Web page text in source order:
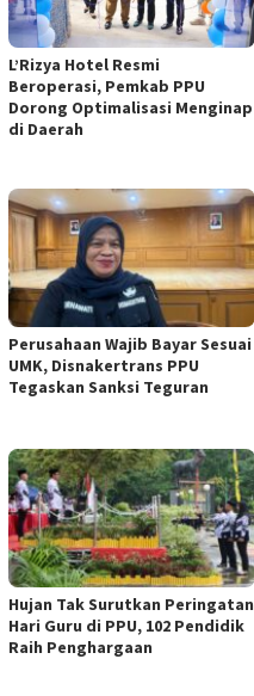
L’Rizya Hotel Resmi
Beroperasi, Pemkab PPU
Dorong Optimalisasi Menginap
di Daerah
Perusahaan Wajib Bayar Sesuai
UMK, Disnakertrans PPU
Tegaskan Sanksi Teguran
Hujan Tak Surutkan Peringatan
Hari Guru di PPU, 102 Pendidik
Raih Penghargaan